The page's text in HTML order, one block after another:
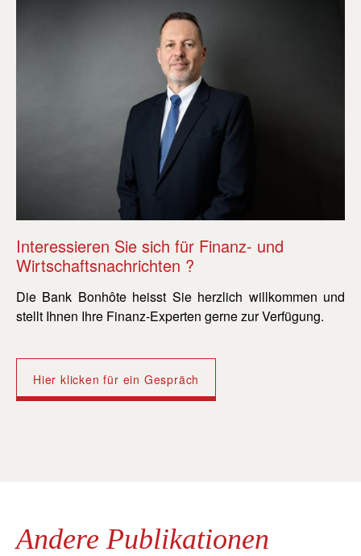
Interessieren Sie sich für Finanz- und
Wirtschaftsnachrichten ?
Die Bank Bonhôte heisst Sie herzlich willkommen und
stellt Ihnen Ihre Finanz-Experten gerne zur Verfügung.
Hier klicken für ein Gespräch
Andere Publikationen